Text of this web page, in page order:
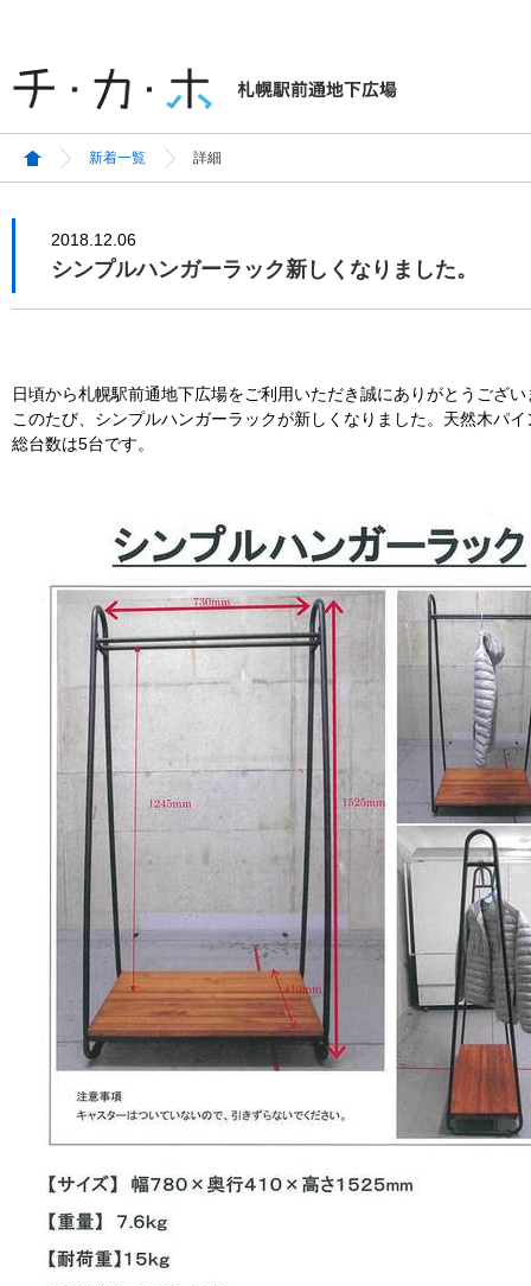
新着一覧 詳細
2018.12.06
シンプルハンガーラック新しくなりました。
日頃から札幌駅前通地下広場をご利用いただき誠にありがとうござい
このたび、シンプルハンガーラックが新しくなりました。天然木パ
総台数は5台です。